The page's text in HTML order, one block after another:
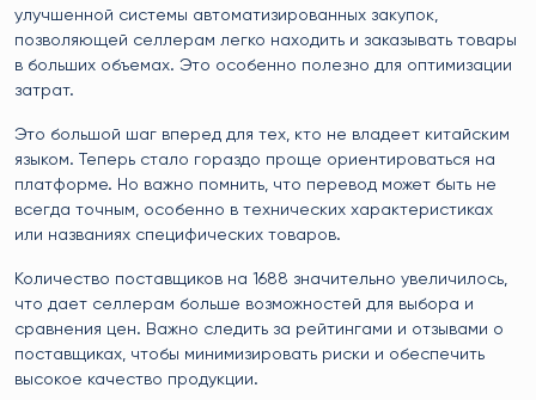
улучшенной системы автоматизированных закупок,
позволяющей селлерам легко находить и заказывать товары
в больших объемах. Это особенно полезно для оптимизации
затрат.
Это большой шаг вперед для тех, кто не владеет китайским
языком. Теперь стало гораздо проще ориентироваться на
платформе. Но важно помнить, что перевод может быть не
всегда точным, особенно в технических характеристиках
или названиях специфических товаров.
Количество поставщиков на 1688 значительно увеличилось,
что дает селлерам больше возможностей для выбора и
сравнения цен. Важно следить за рейтингами и отзывами о
поставщиках, чтобы минимизировать риски и обеспечить
высокое качество продукции.